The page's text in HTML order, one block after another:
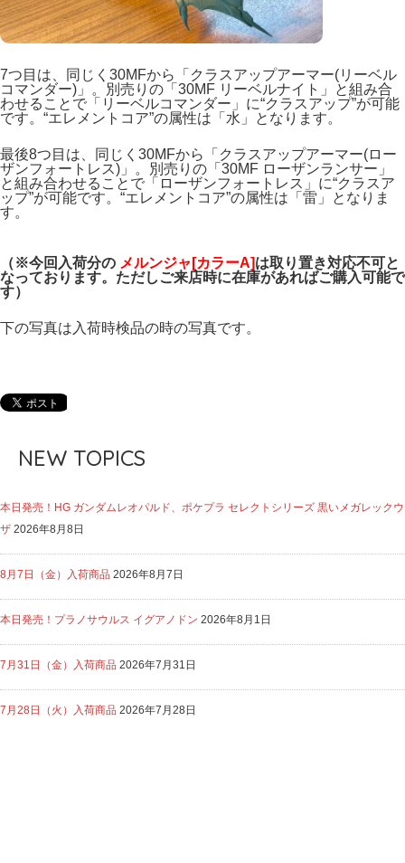
7つ目は、同じく30MFから「クラスアップアーマー(リーベル
コマンダー)」。別売りの「30MF リーベルナイト」と組み合
わせることで「リーベルコマンダー」に“クラスアップ”が可能
です。“エレメントコア”の属性は「水」となります。
最後8つ目は、同じく30MFから「クラスアップアーマー(ロー
ザンフォートレス)」。別売りの「30MF ローザンランサー」
と組み合わせることで「ローザンフォートレス」に“クラスア
ップ”が可能です。“エレメントコア”の属性は「雷」となりま
す。
（※今回入荷分の メルンジャ[カラーA]は取り置き対応不可と
なっております。ただしご来店時に在庫があればご購入可能で
す）
下の写真は入荷時検品の時の写真です。
NEW TOPICS
本日発売！HG ガンダムレオパルド、ポケプラ セレクトシリーズ 黒いメガレックウ
ザ 2026年8月8日
8月7日（金）入荷商品 2026年8月7日
本日発売！プラノサウルス イグアノドン 2026年8月1日
7月31日（金）入荷商品 2026年7月31日
7月28日（火）入荷商品 2026年7月28日